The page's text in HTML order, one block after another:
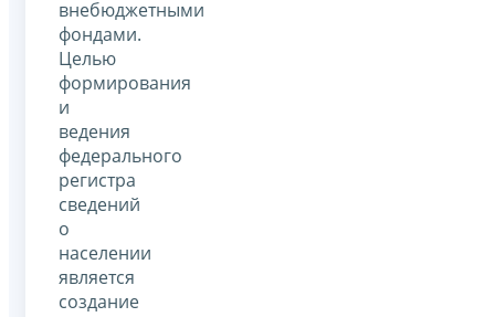
внебюджетными
фондами.
Целью
формирования
и
ведения
федерального
регистра
сведений
о
населении
является
создание